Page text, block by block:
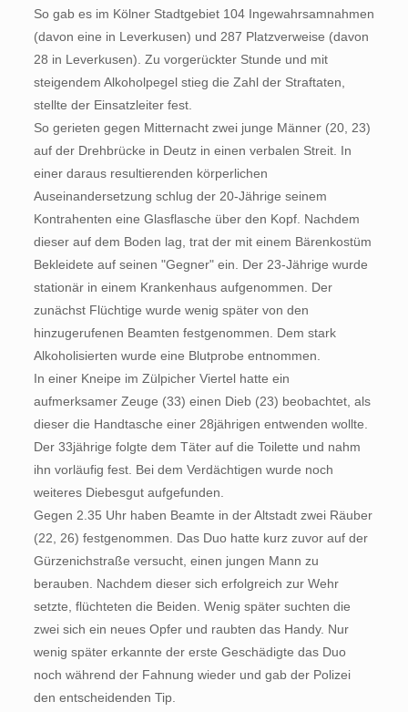
So gab es im Kölner Stadtgebiet 104 Ingewahrsamnahmen
(davon eine in Leverkusen) und 287 Platzverweise (davon
28 in Leverkusen). Zu vorgerückter Stunde und mit
steigendem Alkoholpegel stieg die Zahl der Straftaten,
stellte der Einsatzleiter fest.
So gerieten gegen Mitternacht zwei junge Männer (20, 23)
auf der Drehbrücke in Deutz in einen verbalen Streit. In
einer daraus resultierenden körperlichen
Auseinandersetzung schlug der 20-Jährige seinem
Kontrahenten eine Glasflasche über den Kopf. Nachdem
dieser auf dem Boden lag, trat der mit einem Bärenkostüm
Bekleidete auf seinen "Gegner" ein. Der 23-Jährige wurde
stationär in einem Krankenhaus aufgenommen. Der
zunächst Flüchtige wurde wenig später von den
hinzugerufenen Beamten festgenommen. Dem stark
Alkoholisierten wurde eine Blutprobe entnommen.
In einer Kneipe im Zülpicher Viertel hatte ein
aufmerksamer Zeuge (33) einen Dieb (23) beobachtet, als
dieser die Handtasche einer 28jährigen entwenden wollte.
Der 33jährige folgte dem Täter auf die Toilette und nahm
ihn vorläufig fest. Bei dem Verdächtigen wurde noch
weiteres Diebesgut aufgefunden.
Gegen 2.35 Uhr haben Beamte in der Altstadt zwei Räuber
(22, 26) festgenommen. Das Duo hatte kurz zuvor auf der
Gürzenichstraße versucht, einen jungen Mann zu
berauben. Nachdem dieser sich erfolgreich zur Wehr
setzte, flüchteten die Beiden. Wenig später suchten die
zwei sich ein neues Opfer und raubten das Handy. Nur
wenig später erkannte der erste Geschädigte das Duo
noch während der Fahnung wieder und gab der Polizei
den entscheidenden Tip.